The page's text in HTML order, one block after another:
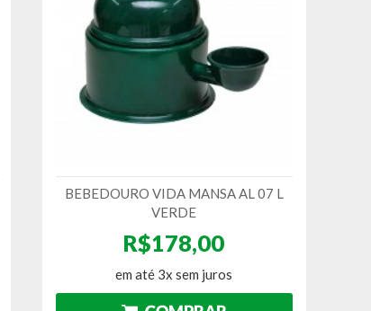
BEBEDOURO VIDA MANSA AL 07 L
VERDE
R$178,00
em até 3x sem juros